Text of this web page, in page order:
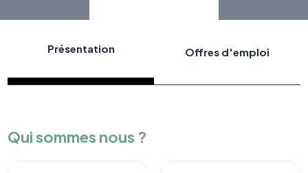
Présentation Offres d'emploi
Qui sommes nous ?